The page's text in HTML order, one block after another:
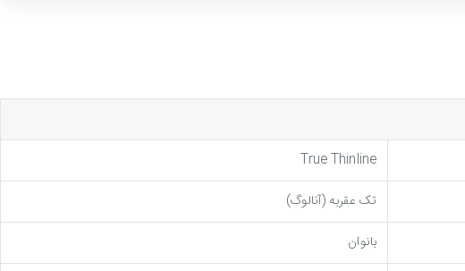
True Thinline
تک عقربه (آنالوگ)
بانوان